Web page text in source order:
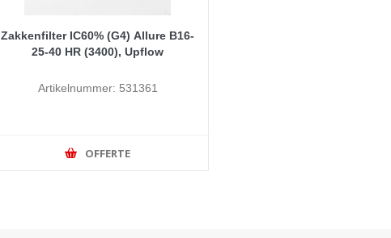
Zakkenfilter IC60% (G4) Allure B16-
25-40 HR (3400), Upflow
Artikelnummer: 531361
OFFERTE